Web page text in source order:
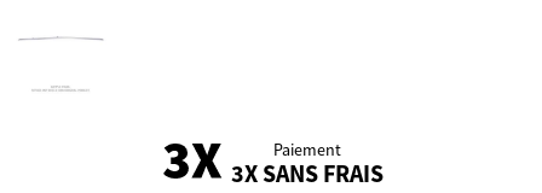
Paiement
3X SANS FRAIS